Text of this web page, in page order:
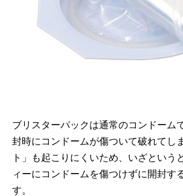
ブリスターパックは通常のコンドーム
封時にコンドームが傷ついて破れてし
ト」も起こりにくいため、いざという
ィーにコンドームを傷つけずに開封す
す。